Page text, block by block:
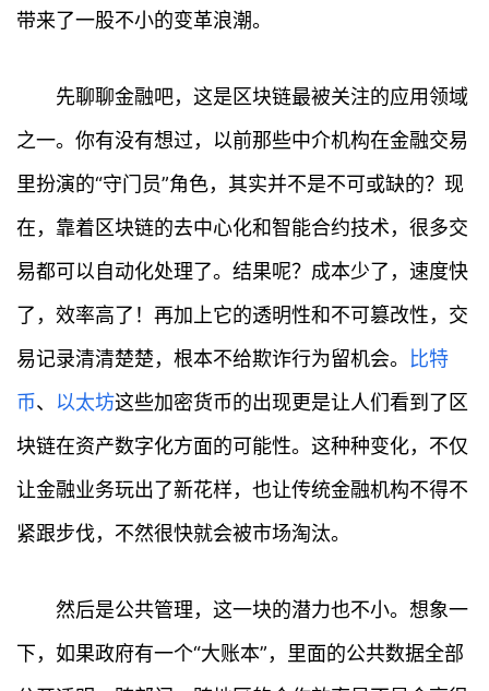
带来了一股不小的变革浪潮。
先聊聊金融吧，这是区块链最被关注的应用领域
之一。你有没有想过，以前那些中介机构在金融交易
里扮演的“守门员”角色，其实并不是不可或缺的？现
在，靠着区块链的去中心化和智能合约技术，很多交
易都可以自动化处理了。结果呢？成本少了，速度快
了，效率高了！再加上它的透明性和不可篡改性，交
易记录清清楚楚，根本不给欺诈行为留机会。 比特
币、 以太坊这些加密货币的出现更是让人们看到了区
块链在资产数字化方面的可能性。这种种变化，不仅
让金融业务玩出了新花样，也让传统金融机构不得不
紧跟步伐，不然很快就会被市场淘汰。
然后是公共管理，这一块的潜力也不小。想象一
下，如果政府有一个“大账本”，里面的公共数据全部